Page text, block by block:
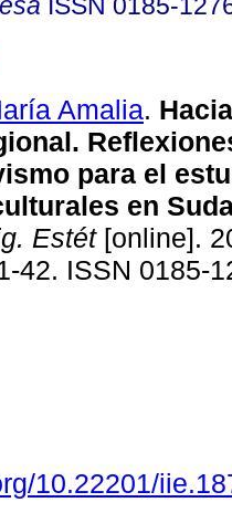
Amalia.
para el
en
Estét[online].
42. ISSN 0185-
10.22201/